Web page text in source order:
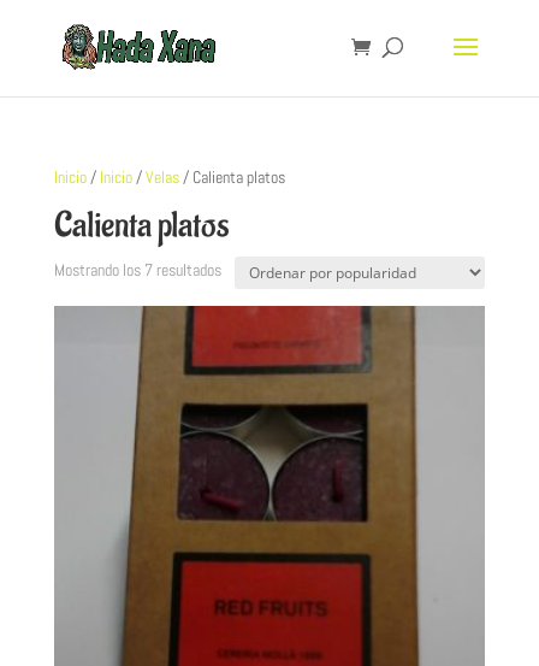
Inicio/ Inicio/Velas/ Calienta platos
Calienta platos
Mostrando los 7 resultados